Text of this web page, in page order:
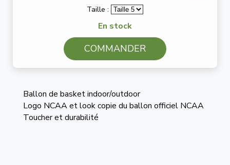
Taille :
En stock
COMMANDER
Ballon de basket indoor/outdoor
Logo NCAA et look copie du ballon officiel NCAA
Toucher et durabilité